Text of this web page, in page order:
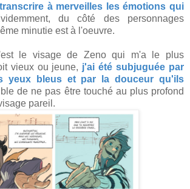
à merveilles les émotions qui
du côté des personnages
minutie est à l'oeuvre.
le visage de Zeno qui m'a le plus
vieux ou jeune, j'ai été subjuguée par
yeux bleus et par la douceur qu'ils
de ne pas être touché au plus profond
pareil.